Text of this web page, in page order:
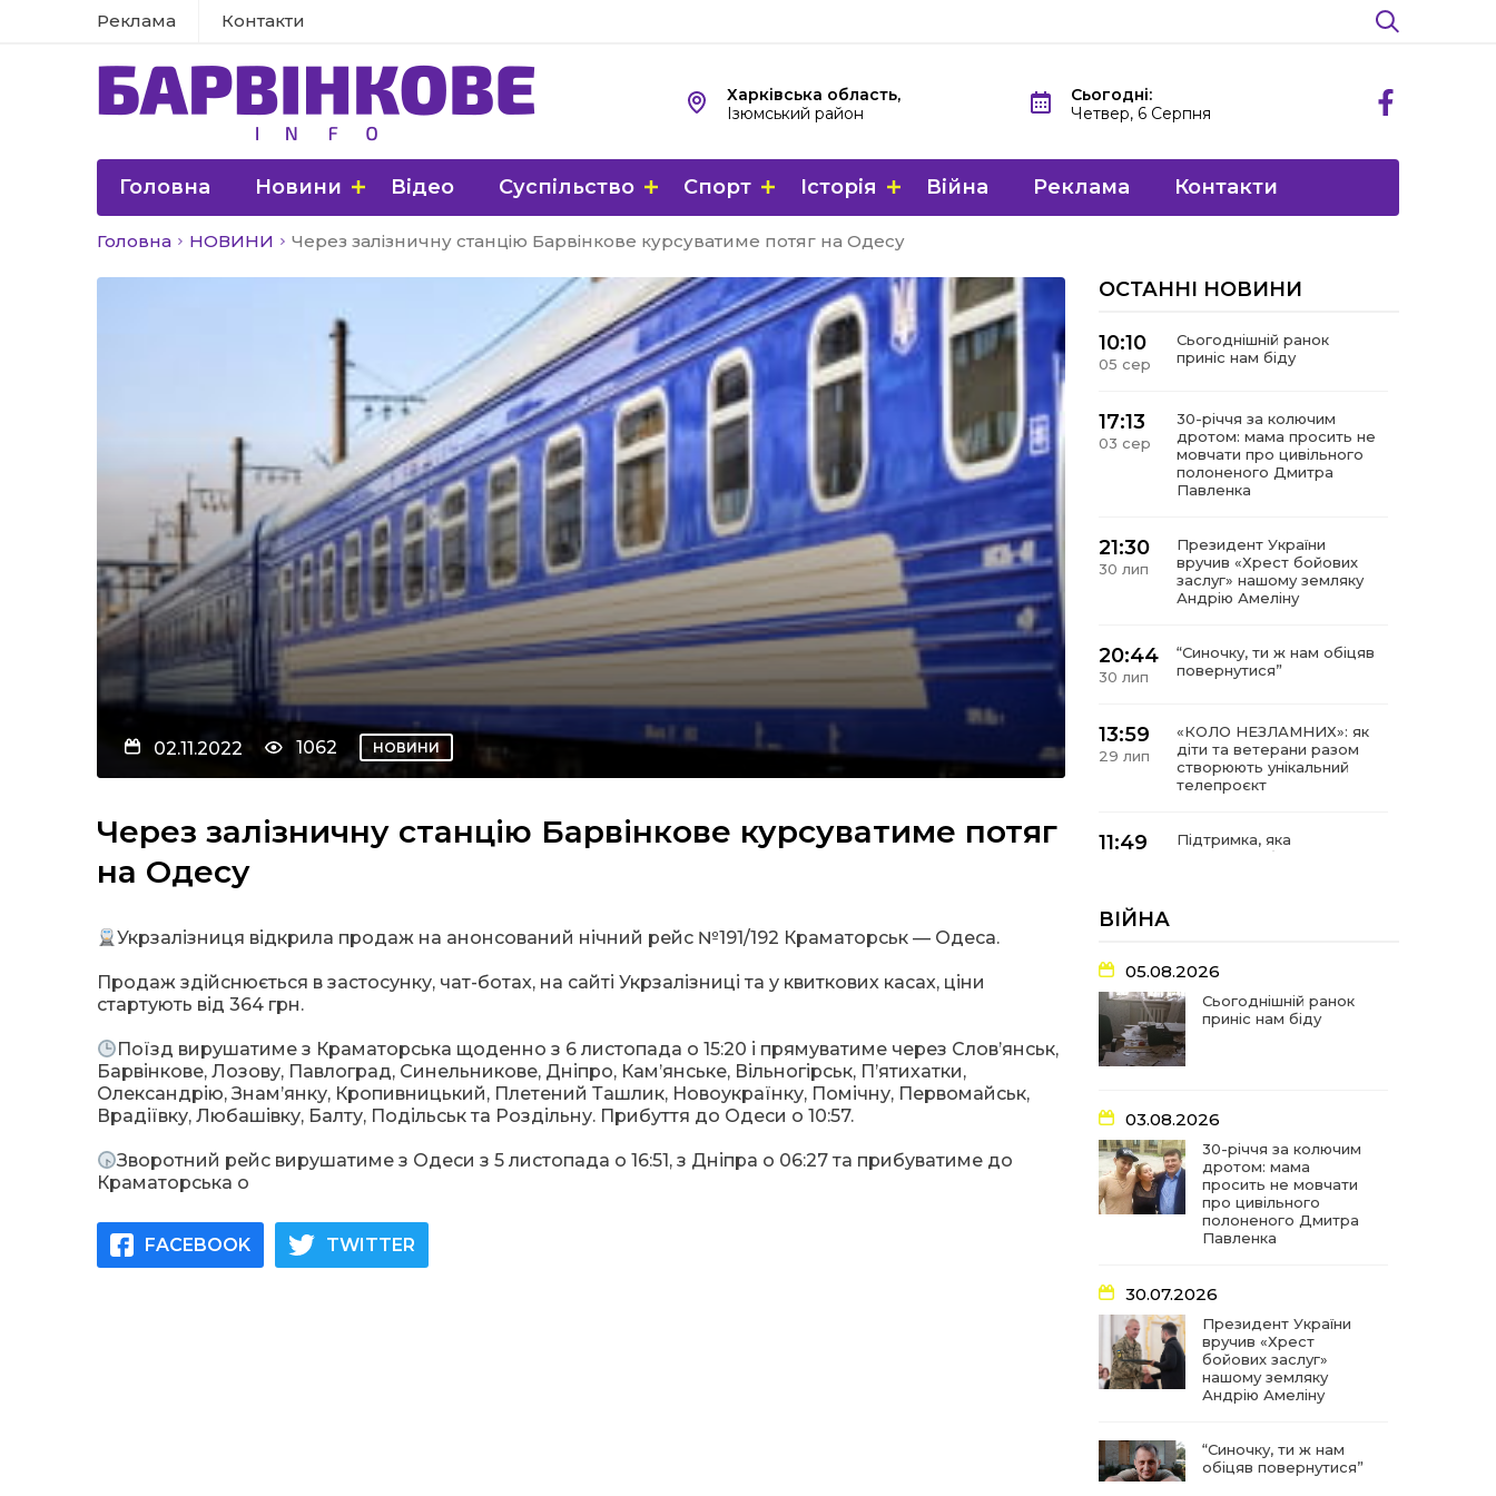
Реклама Контакти
Харківська область,
Ізюмський район
Сьогодні:
Четвер, 6 Серпня
Головна Новини Відео Суспільство Спорт Історія Війна Реклама Контакти
Головна НОВИНИ Через залізничну станцію Барвінкове курсуватиме потяг на Одесу
02.11.2022 1062 НОВИНИ
Через залізничну станцію Барвінкове курсуватиме потяг
на Одесу
Укрзалізниця відкрила продаж на анонсований нічний рейс №191/192 Краматорськ — Одеса.
Продаж здійснюється в застосунку, чат-ботах, на сайті Укрзалізниці та у квиткових касах, ціни
стартують від 364 грн.
Поїзд вирушатиме з Краматорська щоденно з 6 листопада о 15:20 і прямуватиме через Слов’янськ,
Барвінкове, Лозову, Павлоград, Синельникове, Дніпро, Кам’янське, Вільногірськ, П’ятихатки,
Олександрію, Знам’янку, Кропивницький, Плетений Ташлик, Новоукраїнку, Помічну, Первомайськ,
Врадіївку, Любашівку, Балту, Подільськ та Роздільну. Прибуття до Одеси о 10:57.
Зворотний рейс вирушатиме з Одеси з 5 листопада о 16:51, з Дніпра о 06:27 та прибуватиме до
Краматорська о
FACEBOOK TWITTER
ОСТАННІ НОВИНИ
10:10
05 сер
Сьогоднішній ранок
приніс нам біду
17:13
03 сер
30-річчя за колючим
дротом: мама просить не
мовчати про цивільного
полоненого Дмитра
Павленка
21:30
30 лип
Президент України
вручив «Хрест бойових
заслуг» нашому земляку
Андрію Амеліну
20:44
30 лип
“Синочку, ти ж нам обіцяв
повернутися”
13:59
29 лип
«КОЛО НЕЗЛАМНИХ»: як
діти та ветерани разом
створюють унікальний
телепроєкт
11:49
Підтримка, яка
допомагає бути на
21:04
історії Героїв
Барвінківщини стали
частиною літопису війни
17:18
У Барвінківській громаді
16:29
22 лип
Медики Барвінківської
громади вдосконалюють
професійні навички
У Пригожому з дітьми та
фонду
07:17
21 лип
“Мені й досі сниться син”:
чотири роки світлої
пам`яті Олександра
Шинкаря
11:06
20 лип
За дві доби — серія
ворожих ударів по
Барвінківській громаді
ВІЙНА
05.08.2026
Сьогоднішній ранок
приніс нам біду
03.08.2026
30-річчя за колючим
дротом: мама
просить не мовчати
про цивільного
полоненого Дмитра
Павленка
30.07.2026
Президент України
вручив «Хрест
бойових заслуг»
нашому земляку
Андрію Амеліну
“Синочку, ти ж нам
обіцяв повернутися”